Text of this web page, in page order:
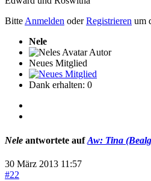
BitteAnmelden oderRegistrieren um
Nele
Autor
Neues Mitglied
Dank erhalten: 0
Nele antwortete aufAw: Tina
30 März 2013 11:57
#22